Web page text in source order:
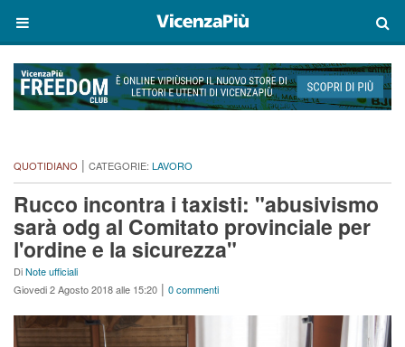
QUOTIDIANO | CATEGORIE: LAVORO
Rucco incontra i taxisti: "abusivismo
sarà odg al Comitato provinciale per
l'ordine e la sicurezza"
DiNote ufficiali
Giovedi 2 Agosto 2018 alle 15:20 | 0 commenti